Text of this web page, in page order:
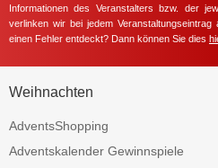
Informationen des Veranstalters bzw. der
verlinken wir bei jedem
einen Fehler entdeckt? Dann können Sie dies
Weihnachten
AdventsShopping
Adventskalender Gewinnspiele